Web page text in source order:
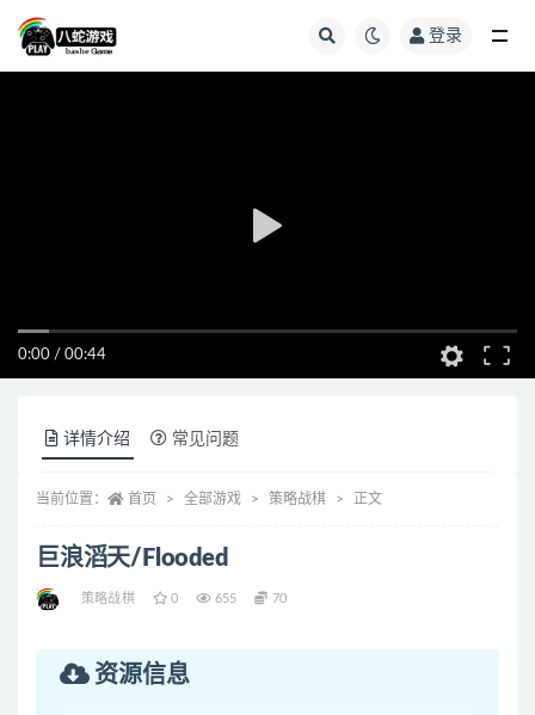
登录
0:00 / 00:44
详情介绍 常见问题
当前位置： 首页 全部游戏 策略战棋 正文
巨浪滔天/Flooded
策略战棋 0 655 70
资源信息